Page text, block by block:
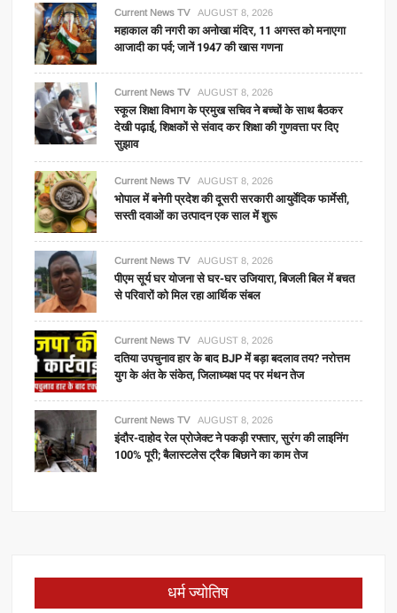
Current News TV AUGUST 8, 2026
महाकाल की नगरी का अनोखा मंदिर, 11 अगस्त को मनाएगा
आजादी का पर्व; जानें 1947 की खास गणना
Current News TV AUGUST 8, 2026
स्कूल शिक्षा विभाग के प्रमुख सचिव ने बच्चों के साथ बैठकर
देखी पढ़ाई, शिक्षकों से संवाद कर शिक्षा की गुणवत्ता पर दिए
सुझाव
Current News TV AUGUST 8, 2026
भोपाल में बनेगी प्रदेश की दूसरी सरकारी आयुर्वेदिक फार्मेसी,
सस्ती दवाओं का उत्पादन एक साल में शुरू
Current News TV AUGUST 8, 2026
पीएम सूर्य घर योजना से घर-घर उजियारा, बिजली बिल में बचत
से परिवारों को मिल रहा आर्थिक संबल
Current News TV AUGUST 8, 2026
दतिया उपचुनाव हार के बाद BJP में बड़ा बदलाव तय? नरोत्तम
युग के अंत के संकेत, जिलाध्यक्ष पद पर मंथन तेज
Current News TV AUGUST 8, 2026
इंदौर-दाहोद रेल प्रोजेक्ट ने पकड़ी रफ्तार, सुरंग की लाइनिंग
100% पूरी; बैलास्टलेस ट्रैक बिछाने का काम तेज
धर्म ज्योतिष